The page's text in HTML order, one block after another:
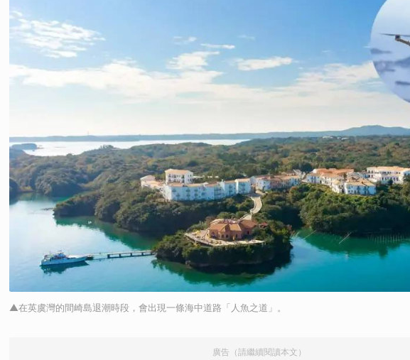
▲在英虞灣的間崎島退潮時段，會出現一條海中道路「人魚之道」。
廣告（請繼續閱讀本文）